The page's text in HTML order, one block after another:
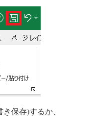
保存)するか、